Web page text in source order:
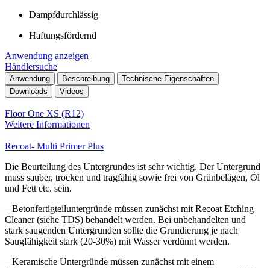
Dampfdurchlässig
Haftungsfördernd
Anwendung anzeigen
Händlersuche
Anwendung Beschreibung
Technische Eigenschaften
Downloads
Videos
Floor One XS (R12)
Weitere Informationen
Recoat- Multi Primer Plus
Die Beurteilung des Untergrundes ist sehr wichtig. Der Untergrund
muss sauber, trocken und tragfähig sowie frei von Grünbelägen, Öl
und Fett etc. sein.
– Betonfertigteiluntergründe müssen zunächst mit Recoat Etching
Cleaner (siehe TDS) behandelt werden. Bei unbehandelten und
stark saugenden Untergründen sollte die Grundierung je nach
Saugfähigkeit stark (20-30%) mit Wasser verdünnt werden.
– Keramische Untergründe müssen zunächst mit einem